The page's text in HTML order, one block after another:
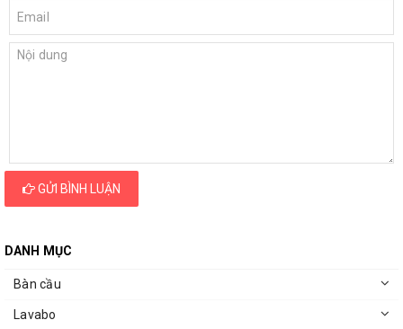
GỬI BÌNH LUẬN
DANH MỤC
Bàn cầu
Lavabo